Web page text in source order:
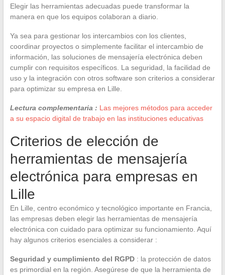
Elegir las herramientas adecuadas puede transformar la
manera en que los equipos colaboran a diario.
Ya sea para gestionar los intercambios con los clientes,
coordinar proyectos o simplemente facilitar el intercambio de
información, las soluciones de mensajería electrónica deben
cumplir con requisitos específicos. La seguridad, la facilidad de
uso y la integración con otros software son criterios a considerar
para optimizar su empresa en Lille.
Lectura complementaria : Las mejores métodos para acceder
a su espacio digital de trabajo en las instituciones educativas
Criterios de elección de
herramientas de mensajería
electrónica para empresas en
Lille
En Lille, centro económico y tecnológico importante en Francia,
las empresas deben elegir las herramientas de mensajería
electrónica con cuidado para optimizar su funcionamiento. Aquí
hay algunos criterios esenciales a considerar :
Seguridad y cumplimiento del RGPD: la protección de datos
es primordial en la región. Asegúrese de que la herramienta de